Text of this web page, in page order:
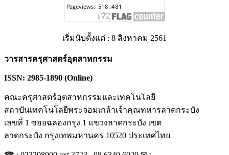
เริ่มนับตั้งแต่ : 8 สิงหาคม 2561
วารสารครุศาสตร์อุตสาหกรรม
ISSN: 2985-1890 (Online)
คณะครุศาสตร์อุตสาหกรรมและเทคโนโลยี
สถาบันเทคโนโลยีพระจอมเกล้าเจ้าคุณทหารลาดกระบัง
เลขที่ 1 ซอยฉลองกรุง 1 แขวงลาดกระบัง เขต
ลาดกระบัง กรุงเทพมหานคร 10520 ประเทศไทย